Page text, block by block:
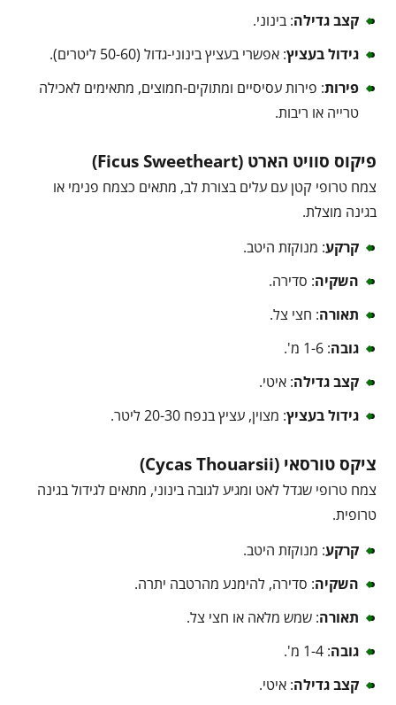
קצב גדילה: בינוני.
גידול בעציץ: אפשרי בעציץ בינוני-גדול (50-60 ליטרים).
פירות: פירות עסיסיים ומתוקים-חמוצים, מתאימים לאכילה
טרייה או ריבות.
פיקוס סוויט הארט (Ficus Sweetheart)
צמח טרופי קטן עם עלים בצורת לב, מתאים כצמח פנימי או
בגינה מוצלת.
קרקע: מנוקזת היטב.
השקיה: סדירה.
תאורה: חצי צל.
גובה: 1-6 מ'.
קצב גדילה: איטי.
גידול בעציץ: מצוין, עציץ בנפח 20-30 ליטר.
ציקס טורסאי (Cycas Thouarsii)
צמח טרופי שגדל לאט ומגיע לגובה בינוני, מתאים לגידול בגינה
טרופית.
קרקע: מנוקזת היטב.
השקיה: סדירה, להימנע מהרטבה יתרה.
תאורה: שמש מלאה או חצי צל.
גובה: 1-4 מ'.
קצב גדילה: איטי.